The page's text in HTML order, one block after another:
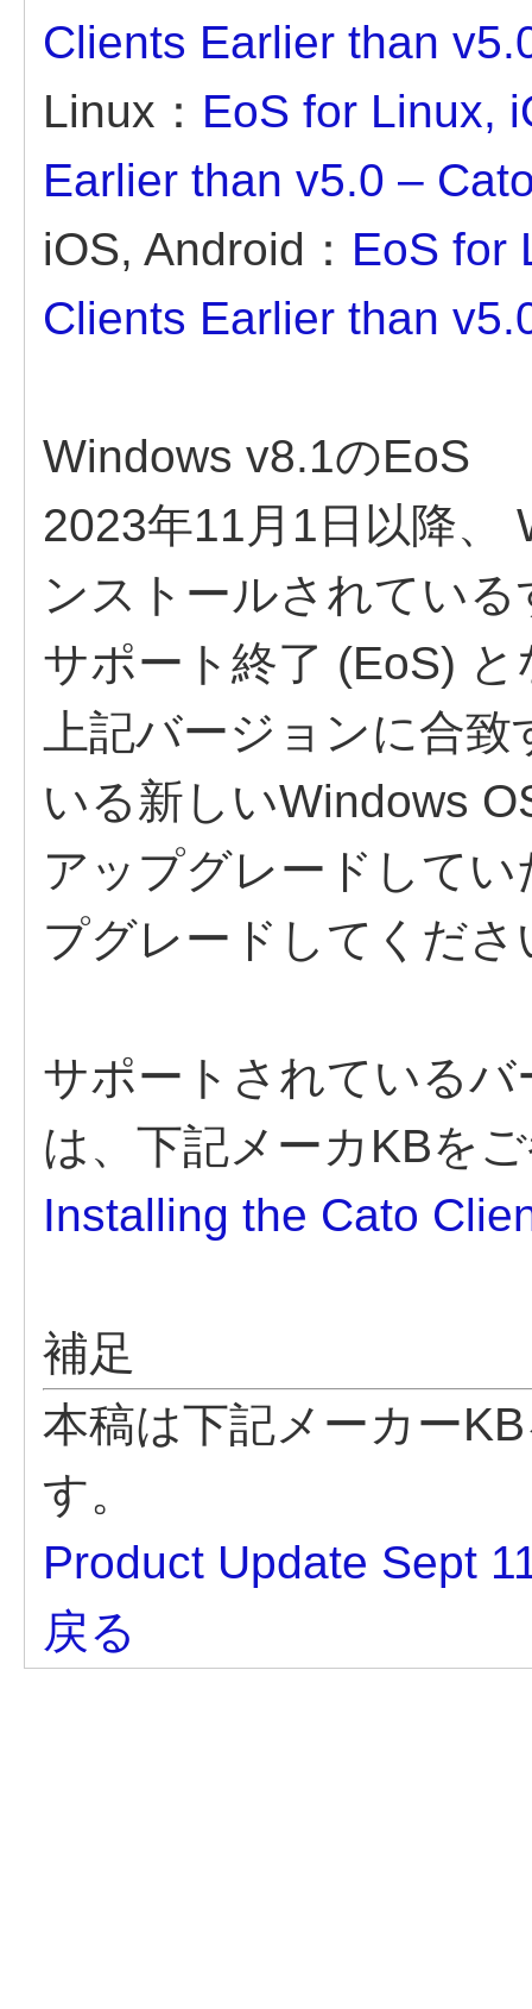
Clients Earlier than
Linux： EoS for Linux,
Earlier than v5.0 –
iOS, Android： EoS for
Clients Earlier than
Windows v8.1のEoS
2023年11月1日以降、
ンストールされてい
サポート終了 (EoS)
上記バージョンに合
いる新しいWindows
アップグレードして
プグレードしてくださ
サポートされている
は、下記メーカKBを
Installing the Cato
補足
本稿は下記メーカー
す。
Product Update Sept
戻る